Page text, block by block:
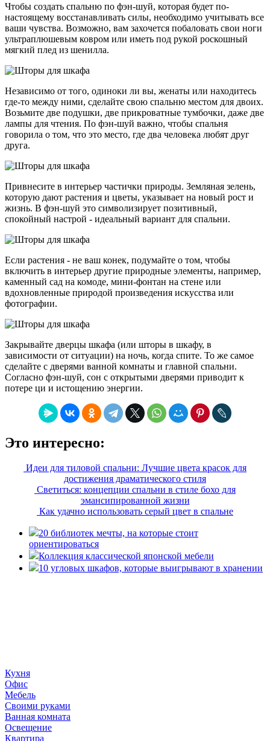
Чтобы создать спальню по фэн-шуй, которая будет по-
настоящему восстанавливать силы, необходимо учитывать все
ваши чувства. Возможно, вам захочется побаловать свои ноги
ультраплюшевым ковром или иметь под рукой роскошный
мягкий плед из шенилла.
Независимо от того, одиноки ли вы, женаты или находитесь
где-то между ними, сделайте свою спальню местом для двоих.
Возьмите две подушки, две прикроватные тумбочки, даже две
лампы для чтения. По фэн-шуй важно, чтобы спальня
говорила о том, что это место, где два человека любят друг
друга.
Привнесите в интерьер частички природы. Земляная зелень,
которую дают растения и цветы, указывает на новый рост и
жизнь. В фэн-шуй это символизирует позитивный,
спокойный настрой - идеальный вариант для спальни.
Если растения - не ваш конек, подумайте о том, чтобы
включить в интерьер другие природные элементы, например,
каменный сад на комоде, мини-фонтан на стене или
вдохновленные природой произведения искусства или
фотографии.
Закрывайте дверцы шкафа (или шторы в шкафу, в
зависимости от ситуации) на ночь, когда спите. То же самое
сделайте с дверями ванной комнаты и главной спальни.
Согласно фэн-шуй, сон с открытыми дверями приводит к
потере ци и истощению энергии.
Это интересно:
Идеи для тиловой спальни: Лучшие цвета красок для
достижения драматического стиля
Светиться: концепции спальни в стиле бохо для
эмансипированной жизни
Как удачно использовать серый цвет в спальне
20 библиотек мечты, на которые стоит
ориентироваться
Коллекция классической японской мебели
10 угловых шкафов, которые выигрывают в хранении
Кухня
Офис
Мебель
Своими руками
Ванная комната
Освещение
Квартира